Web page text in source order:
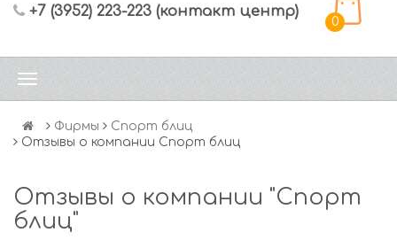
+7 (3952) 223-223 (контакт центр)
0
Фирмы
Спорт блиц
Отзывы о компании Спорт блиц
Отзывы о компании "Спорт
блиц"